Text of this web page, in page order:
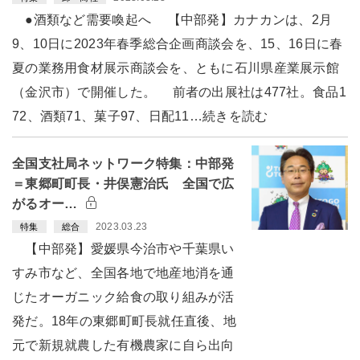
●酒類など需要喚起へ 【中部発】カナカンは、2月
9、10日に2023年春季総合企画商談会を、15、16日に春
夏の業務用食材展示商談会を、ともに石川県産業展示館
（金沢市）で開催した。 前者の出展社は477社。食品1
72、酒類71、菓子97、日配11…続きを読む
全国支社局ネットワーク特集：中部発
＝東郷町町長・井俣憲治氏 全国で広
がるオー…
特集 総合 2023.03.23
【中部発】愛媛県今治市や千葉県い
すみ市など、全国各地で地産地消を通
じたオーガニック給食の取り組みが活
発だ。18年の東郷町町長就任直後、地
元で新規就農した有機農家に自ら出向